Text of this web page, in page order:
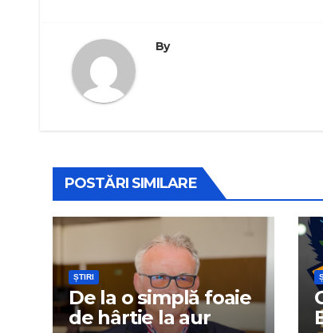
By
POSTĂRI SIMILARE
ȘTIRI
De la o simplă foaie
de hârtie la aur